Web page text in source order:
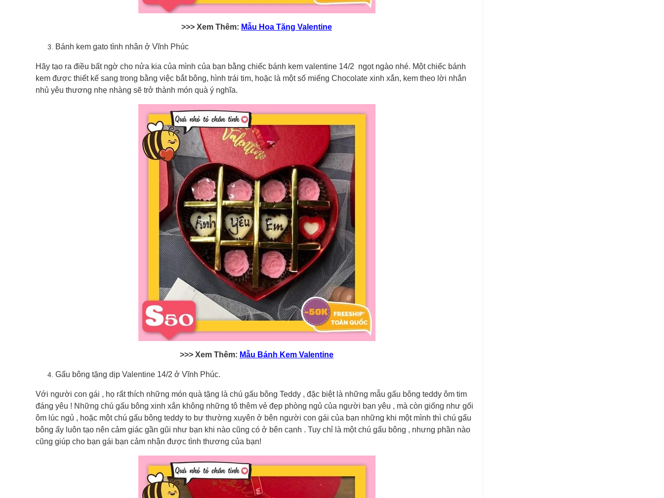
>>> Xem Thêm: Mẫu Hoa Tặng Valentine
Bánh kem gato tình nhân ở Vĩnh Phúc
Hãy tạo ra điều bất ngờ cho nửa kia của mình của bạn bằng chiếc bánh kem valentine 14/2 ngọt ngào nhé. Một chiếc bánh
kem được thiết kế sang trong bằng việc bắt bông, hình trái tim, hoặc là một số miếng Chocolate xinh xắn, kem theo lời nhắn
nhủ yêu thương nhẹ nhàng sẽ trở thành món quà ý nghĩa.
>>> Xem Thêm: Mẫu Bánh Kem Valentine
Gấu bông tặng dịp Valentine 14/2 ở Vĩnh Phúc.
Với người con gái , họ rất thích những món quà tặng là chú gấu bông Teddy , đặc biệt là những mẫu gấu bông teddy ôm tim
đáng yêu ! Những chú gấu bông xinh xắn không những tô thêm vẻ đẹp phòng ngủ của người bạn yêu , mà còn giống như gối
ôm lúc ngủ , hoặc một chú gấu bông teddy to bự thường xuyên ở bên người con gái của bạn những khi một mình thì chú gấu
bông ấy luôn tạo nên cảm giác gần gũi như bạn khi nào cũng có ở bên cạnh . Tuy chỉ là một chú gấu bông , nhưng phần nào
cũng giúp cho bạn gái bạn cảm nhận được tình thương của bạn!